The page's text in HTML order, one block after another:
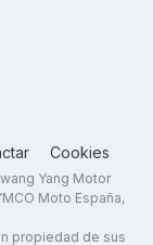
Cookies
Yang Motor
Moto España,
propiedad de sus